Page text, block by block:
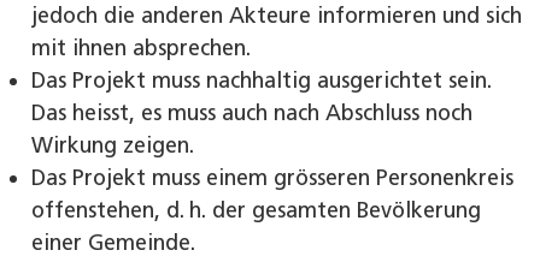
jedoch die anderen Akteure informieren und sich
mit ihnen absprechen.
Das Projekt muss nachhaltig ausgerichtet sein.
Das heisst, es muss auch nach Abschluss noch
Wirkung zeigen.
Das Projekt muss einem grösseren Personenkreis
offenstehen, d. h. der gesamten Bevölkerung
einer Gemeinde.